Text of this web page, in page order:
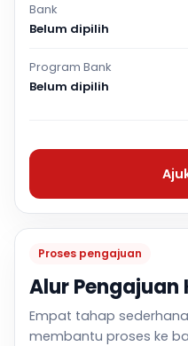
Proses pengajuan
Alur Pengajuan
Empat tahap
membantu proses ke
Bank
Belum dipilih
Program Bank
Belum dipilih